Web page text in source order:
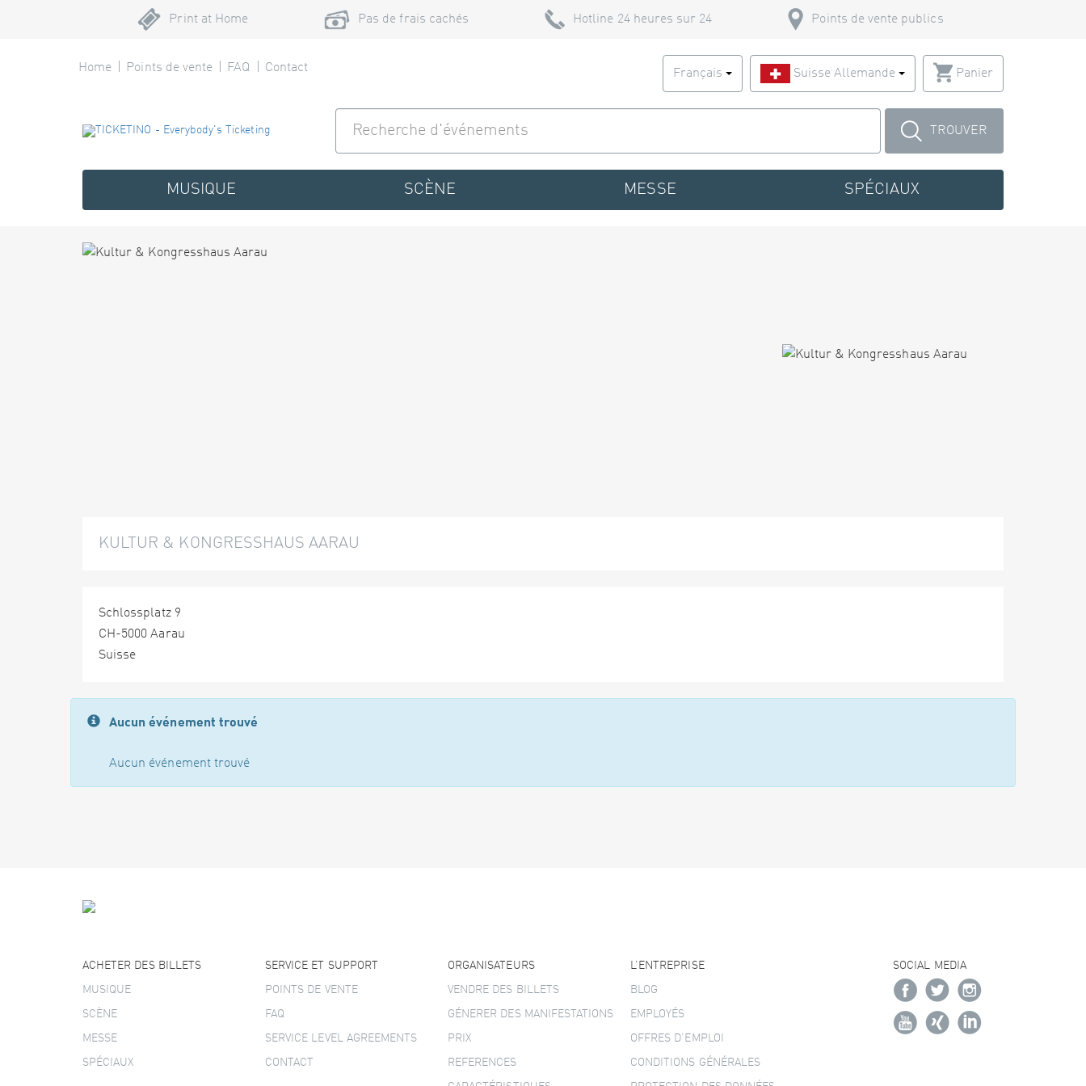
Print at Home Pas de frais cachés Hotline 24 heures sur 24 Points de vente publics
Home Points de vente FAQ Contact Français Suisse Allemande Panier
TROUVER
MUSIQUE SCÈNE MESSE SPÉCIAUX
KULTUR & KONGRESSHAUS AARAU
Schlossplatz 9
CH-5000 Aarau
Suisse
Aucun événement trouvé
Aucun événement trouvé
ACHETER DES BILLETS
MUSIQUE
SCÈNE
MESSE
SPÉCIAUX
SERVICE ET SUPPORT
POINTS DE VENTE
FAQ
SERVICE LEVEL AGREEMENTS
CONTACT
ORGANISATEURS
VENDRE DES BILLETS
GÉNERER DES MANIFESTATIONS
PRIX
REFERENCES
L’ENTREPRISE
BLOG
EMPLOYÉS
OFFRES D’EMPLOI
CONDITIONS GÉNÉRALES
SOCIAL MEDIA